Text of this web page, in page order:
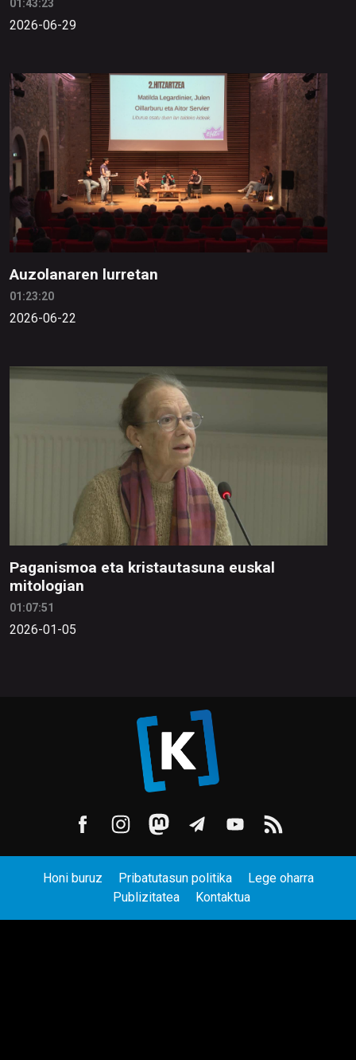
01:43:23
2026-06-29
Auzolanaren lurretan
01:23:20
2026-06-22
Paganismoa eta kristautasuna euskal
mitologian
01:07:51
2026-01-05
Honi buruz Pribatutasun politika
Lege oharra
Publizitatea
Kontaktua